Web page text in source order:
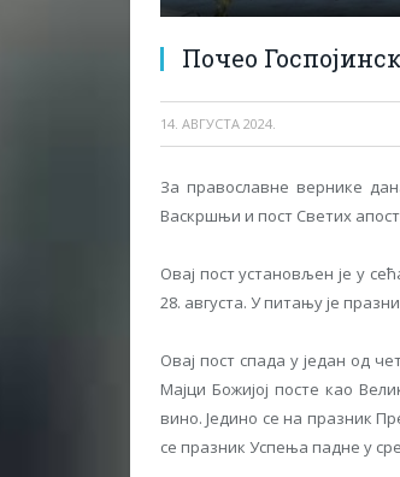
Почео
14. АВГУСТА 2024.
За православне вернике
Васкршњи и пост Светих
Овај пост установљен је у
28. августа. У питању је
Овај пост спада у један од
Мајци Божијој посте као
вино. Једино се на празник
се празник Успења падне у